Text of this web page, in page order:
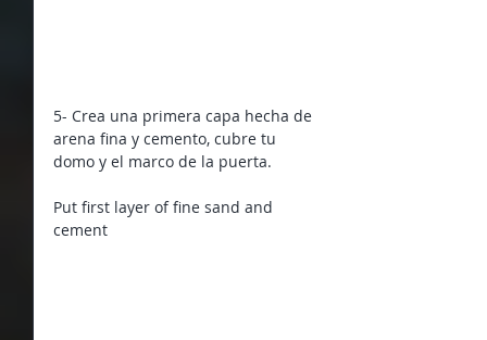
5- Crea una primera capa hecha de
arena fina y cemento, cubre tu
domo y el marco de la puerta.
Put first layer of fine sand and
cement